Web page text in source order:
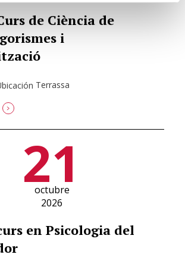
de Ciència de
i
Terrassa
21
octubre
2026
en Psicologia del